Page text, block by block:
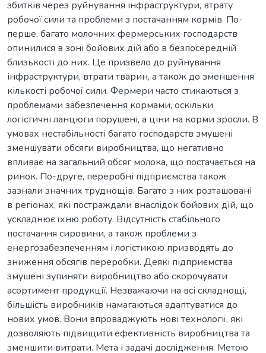
збитків через руйнування інфраструктури, втрату
робочої сили та проблеми з постачанням кормів. По-
перше, багато молочних фермерських господарств
опинилися в зоні бойових дій або в безпосередній
близькості до них. Це призвело до руйнування
інфраструктури, втрати тварин, а також до зменшення
кількості робочої сили. Фермери часто стикаються з
проблемами забезпечення кормами, оскільки
логістичні ланцюги порушені, а ціни на корми зросли. В
умовах нестабільності багато господарств змушені
зменшувати обсяги виробництва, що негативно
впливає на загальний обсяг молока, що постачається на
ринок. По-друге, переробні підприємства також
зазнали значних труднощів. Багато з них розташовані
в регіонах, які постраждали внаслідок бойових дій, що
ускладнює їхню роботу. Відсутність стабільного
постачання сировини, а також проблеми з
енергозабезпеченням і логістикою призводять до
зниження обсягів переробки. Деякі підприємства
змушені зупиняти виробництво або скорочувати
асортимент продукції. Незважаючи на всі складнощі,
більшість виробників намагаються адаптуватися до
нових умов. Вони впроваджують нові технології, які
дозволяють підвищити ефективність виробництва та
зменшити витрати. Мета і задачі доcлідження. Метою